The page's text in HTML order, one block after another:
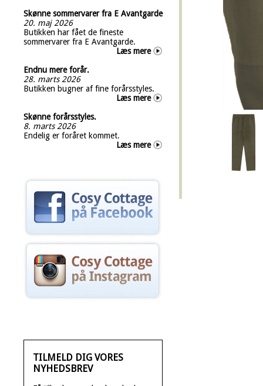
Skønne sommervarer fra E Avantgarde
20. maj 2026
Butikken har fået de fineste
sommervarer fra E Avantgarde.
Læs mere
Endnu mere forår.
28. marts 2026
Butikken bugner af fine forårsstyles.
Læs mere
Skønne forårsstyles.
8. marts 2026
Endelig er foråret kommet.
Læs mere
TILMELD DIG VORES
NYHEDSBREV